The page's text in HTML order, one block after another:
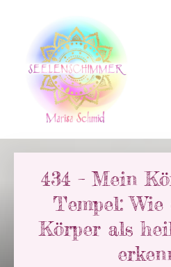
434 – Mein
Tempel:
Körper als